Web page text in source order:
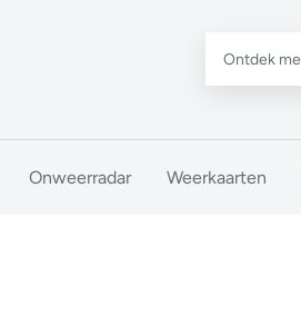
Onweerradar Weerkaarten